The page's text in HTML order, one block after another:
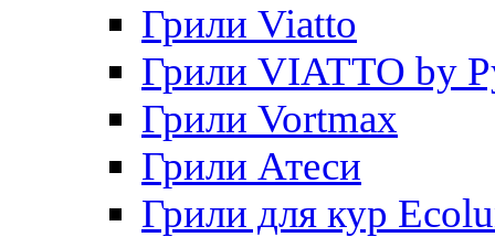
Грили Viatto
Грили VIATTO by
Грили Vortmax
Грили Атеси
Грили для кур